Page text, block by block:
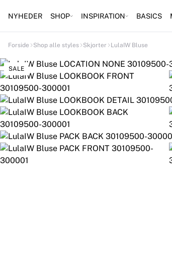
NYHEDER SHOP INSPIRATION BASICS
Forside Shop alle styles Skjorter LulaIW Bluse
SALE